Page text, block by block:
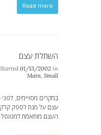
Read more
השתלת עצם
Started 01/13/2002 in
Main Small
במקרים מסויימים,
עצם על מנת לספק
העצם מותאמת למטופל